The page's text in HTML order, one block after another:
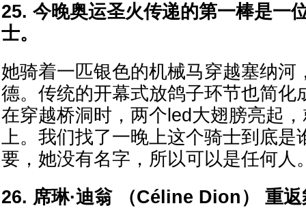
25. 今晚奥运圣火传递的第一棒是一
士。
她骑着一匹银色的机械马穿越塞纳河
德。传统的开幕式放鸽子环节也简化
在穿越桥洞时，两个led大翅膀亮起
上。我们找了一晚上这个骑士到底是
要，她没有名字，所以可以是任何人
26. 席琳·迪翁 （Céline Dion） 重返